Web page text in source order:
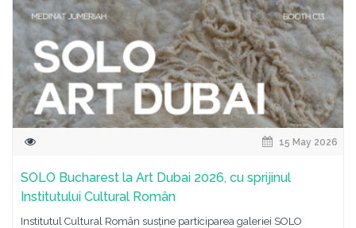
15 May 2026
SOLO Bucharest la Art Dubai 2026, cu sprijinul
Institutului Cultural Român
Institutul Cultural Român susține participarea galeriei SOLO